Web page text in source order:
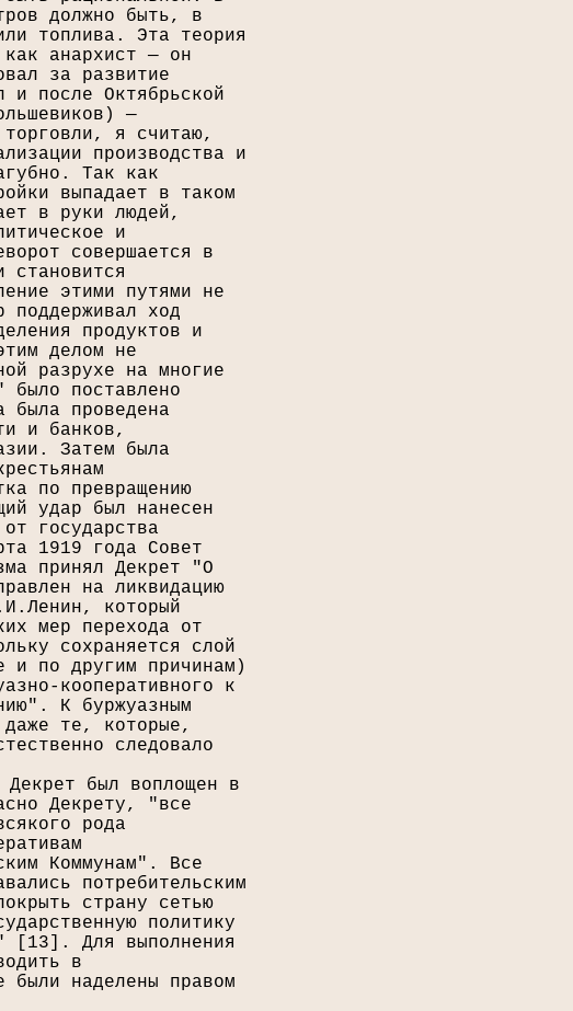
должно быть, в
топлива. Эта теория
анархист — он
за развитие
и после Октябрьской
—
я считаю,
производства и
Так как
выпадает в таком
в руки людей,
и
совершается в
становится
этими путями не
ход
продуктов и
делом не
разрухе на многие
было поставлено
была проведена
и банков,
Затем была
по превращению
удар был нанесен
государства
1919 года Совет
принял Декрет "О
на ликвидацию
который
мер перехода от
сохраняется слой
и по другим причинам)
кооперативного к
К буржуазным
даже те, которые,
следовало
Декрет был воплощен в
Декрету, "все
рода
Коммунам". Все
потребительским
страну сетью
политику
[ 13 ]. Для выполнения
в
были наделены правом